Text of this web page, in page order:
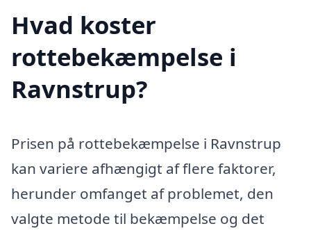
Hvad koster
rottebekæmpelse i
Ravnstrup?
Prisen på rottebekæmpelse i Ravnstrup
kan variere afhængigt af flere faktorer,
herunder omfanget af problemet, den
valgte metode til bekæmpelse og det